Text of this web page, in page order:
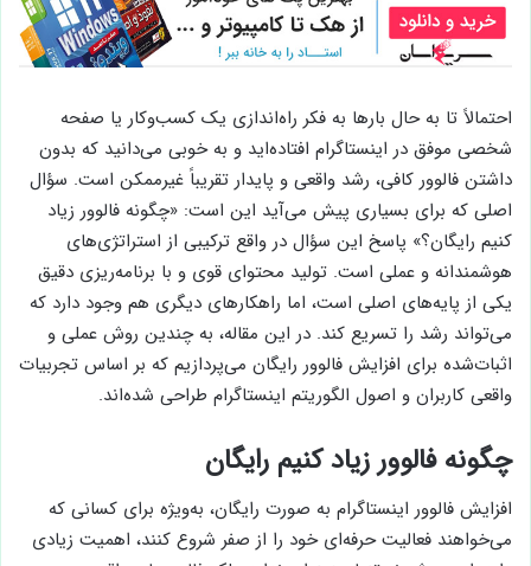
احتمالاً تا به حال بارها به فکر راه‌اندازی یک کسب‌وکار یا صفحه
شخصی موفق در اینستاگرام افتاده‌اید و به خوبی می‌دانید که بدون
داشتن فالوور کافی، رشد واقعی و پایدار تقریباً غیرممکن است. سؤال
اصلی که برای بسیاری پیش می‌آید این است: «چگونه فالوور زیاد
کنیم رایگان؟» پاسخ این سؤال در واقع ترکیبی از استراتژی‌های
هوشمندانه و عملی است. تولید محتوای قوی و با برنامه‌ریزی دقیق
یکی از پایه‌های اصلی است، اما راهکارهای دیگری هم وجود دارد که
می‌تواند رشد را تسریع کند. در این مقاله، به چندین روش عملی و
اثبات‌شده برای افزایش فالوور رایگان می‌پردازیم که بر اساس تجربیات
واقعی کاربران و اصول الگوریتم اینستاگرام طراحی شده‌اند.
چگونه فالوور زیاد کنیم رایگان
افزایش فالوور اینستاگرام به صورت رایگان، به‌ویژه برای کسانی که
می‌خواهند فعالیت حرفه‌ای خود را از صفر شروع کنند، اهمیت زیادی